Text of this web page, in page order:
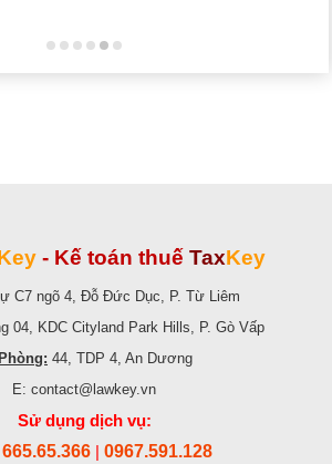
- Kế toán thuế TaxKey
C7 ngõ 4, Đỗ Đức Dục, P. Từ Liêm
04, KDC Cityland Park Hills, P. Gò Vấp
44, TDP 4, An Dương
E: contact@lawkey.vn
Sử dụng dịch vụ:
0967.591.128